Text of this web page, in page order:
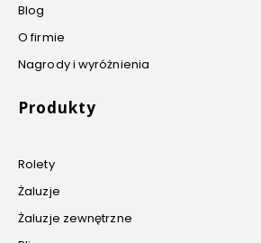
Blog
O firmie
Nagrody i wyróżnienia
Produkty
Rolety
Żaluzje
Żaluzje zewnętrzne